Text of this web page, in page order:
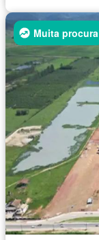
Muita procura